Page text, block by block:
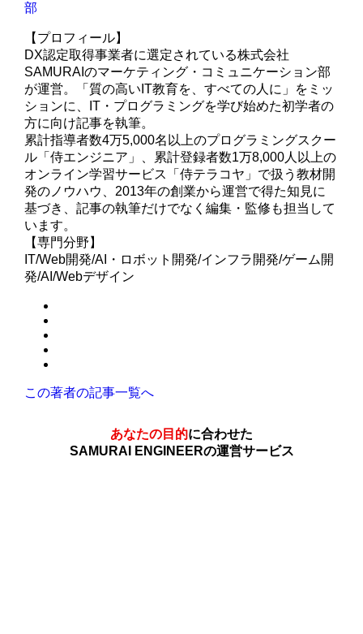
部
【プロフィール】
DX認定取得事業者に選定されている株式会社
SAMURAIのマーケティング・コミュニケーション部
が運営。「質の高いIT教育を、すべての人に」をミッ
ションに、IT・プログラミングを学び始めた初学者の
方に向け記事を執筆。
累計指導者数4万5,000名以上のプログラミングスクー
ル「侍エンジニア」、累計登録者数1万8,000人以上の
オンライン学習サービス「侍テラコヤ」で扱う教材開
発のノウハウ、2013年の創業から運営で得た知見に
基づき、記事の執筆だけでなく編集・監修も担当して
います。
【専門分野】
IT/Web開発/AI・ロボット開発/インフラ開発/ゲーム開
発/AI/Webデザイン
この著者の記事一覧へ
あなたの目的に合わせた
SAMURAI ENGINEERの運営サービス